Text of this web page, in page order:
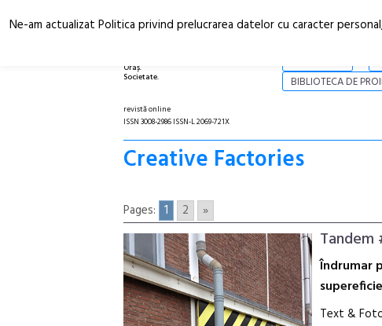
Oraș.
Societate.
BIBLIOTECA DE
revistă online
ISSN 3008-2986 ISSN-L 2069-721X
Creative Factories
Pages: 1 2 »
Tandem
Îndrumar
Text &
Ne-am actualizat Politica privind prelucrarea datelor cu caracter